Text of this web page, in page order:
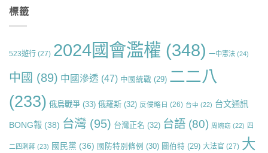
標籤
523遊行 (27) 2024國會濫權 (348) 一中憲法 (24)
中國 (89) 中國滲透 (47) 中國統戰 (29) 二二八
(233) 俄烏戰爭 (33) 俄羅斯 (32) 反侵略日 (26) 台中 (22) 台文通訊
BONG報 (38) 台灣 (95) 台灣正名 (32) 台語 (80) 周婉窈 (22) 四
二四刺蔣 (23) 國民黨 (36) 國防特別條例 (30) 圖伯特 (29) 大法官 (27) 大